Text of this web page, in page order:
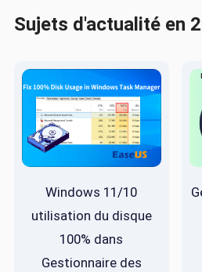
Sujets d'actualité en
Windows 11/10
utilisation du disque
100% dans
Gestionnaire des